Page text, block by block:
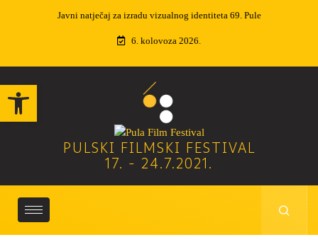
Open toolbar
Izvučeni dobitnici nagradne igre
6. kolovoza 2026.
PULSKI FILMSKI FESTIVAL
17. - 24.7.2021.